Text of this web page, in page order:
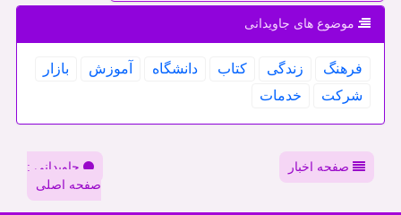
موضوع های جاویدانی
فرهنگ زندگی كتاب دانشگاه آموزش
بازار
شركت
خدمات
صفحه اخبار
جاویدانی :
صفحه اصلی